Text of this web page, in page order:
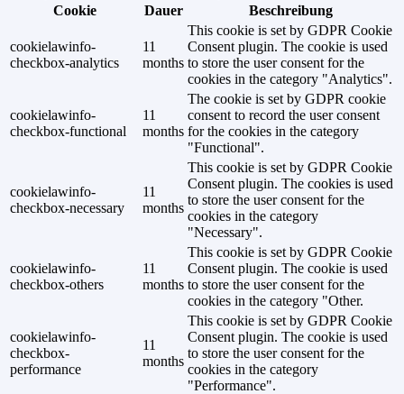
Cookie
Dauer Beschreibung
cookielawinfo-
checkbox-analytics
11
months
This cookie is set by GDPR Cookie
Consent plugin. The cookie is used
to store the user consent for the
cookies in the category "Analytics".
cookielawinfo-
checkbox-functional
11
months
The cookie is set by GDPR cookie
consent to record the user consent
for the cookies in the category
"Functional".
cookielawinfo-
checkbox-necessary
11
months
This cookie is set by GDPR Cookie
Consent plugin. The cookies is used
to store the user consent for the
cookies in the category
"Necessary".
cookielawinfo-
checkbox-others
11
months
This cookie is set by GDPR Cookie
Consent plugin. The cookie is used
to store the user consent for the
cookies in the category "Other.
cookielawinfo-
checkbox-
performance
11
months
This cookie is set by GDPR Cookie
Consent plugin. The cookie is used
to store the user consent for the
cookies in the category
"Performance".